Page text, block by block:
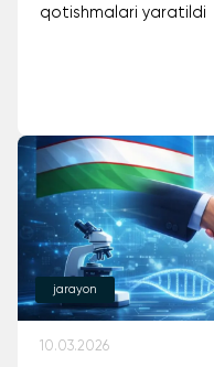
qotishmalari yaratildi
jarayon
10.03.2026